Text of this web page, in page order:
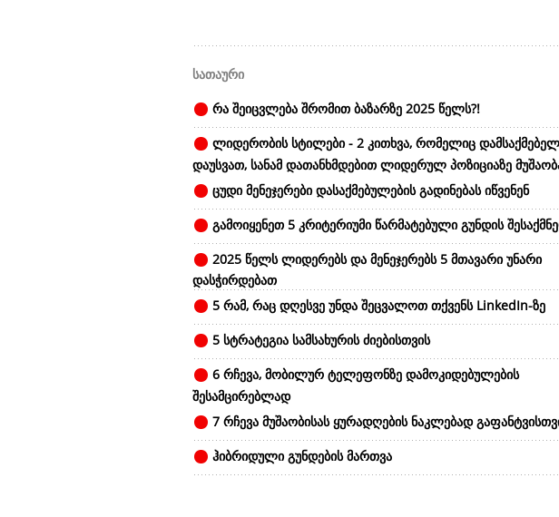
სათაური
რა შეიცვლება შრომით ბაზარზე 2025 წელს?!
ლიდერობის სტილები - 2 კითხვა, რომელიც
დაუსვათ, სანამ დათანხმდებით ლიდერულ პოზიციაზე
ცუდი მენეჯერები დასაქმებულების გადინებას იწვენენ
გამოიყენეთ 5 კრიტერიუმი წარმატებული გუნდის
2025 წელს ლიდერებს და მენეჯერებს 5 მთავარი უნარი
დასჭირდებათ
5 რამ, რაც დღესვე უნდა შეცვალოთ თქვენს LinkedIn-ზე
5 სტრატეგია სამსახურის ძიებისთვის
6 რჩევა, მობილურ ტელეფონზე დამოკიდებულების
შესამცირებლად
7 რჩევა მუშაობისას ყურადღების ნაკლებად
ჰიბრიდული გუნდების მართვა